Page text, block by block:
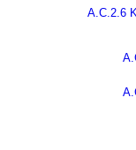
A.C.2.6